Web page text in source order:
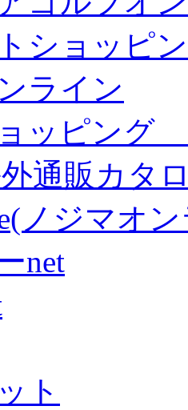
ショッピ
ライン
ッピング
通販カタ
ノジマオ
net
ト